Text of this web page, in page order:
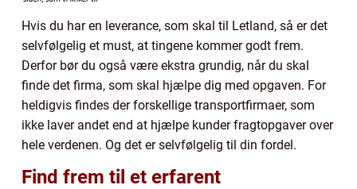
Hvis du har en leverance, som skal til Letland, så er det
selvfølgelig et must, at tingene kommer godt frem.
Derfor bør du også være ekstra grundig, når du skal
finde det firma, som skal hjælpe dig med opgaven. For
heldigvis findes der forskellige transportfirmaer, som
ikke laver andet end at hjælpe kunder fragtopgaver over
hele verdenen. Og det er selvfølgelig til din fordel.
Find frem til et erfarent